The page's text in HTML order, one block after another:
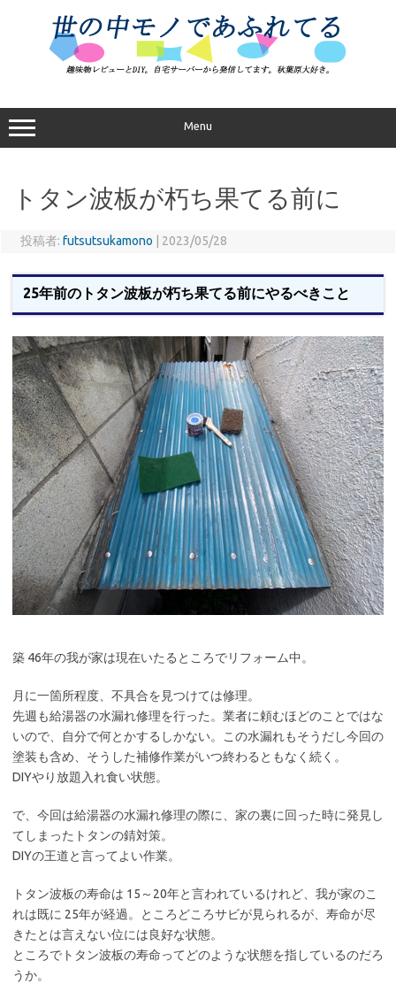
プ
Menu
トタン波板が朽ち果てる前に
投稿者: futsutsukamono 2023/05/28
25年前のトタン波板が朽ち果てる前にやるべきこと
築 46年の我が家は現在いたるところでリフォーム中。
月に一箇所程度、不具合を見つけては修理。
先週も給湯器の水漏れ修理を行った。業者に頼むほどのことではな
いので、自分で何とかするしかない。この水漏れもそうだし今回の
塗装も含め、そうした補修作業がいつ終わるともなく続く。
DIYやり放題入れ食い状態。
で、今回は給湯器の水漏れ修理の際に、家の裏に回った時に発見し
てしまったトタンの錆対策。
DIYの王道と言ってよい作業。
トタン波板の寿命は 15～20年と言われているけれど、我が家のこ
れは既に 25年が経過。ところどころサビが見られるが、寿命が尽
きたとは言えない位には良好な状態。
ところでトタン波板の寿命ってどのような状態を指しているのだろ
うか。